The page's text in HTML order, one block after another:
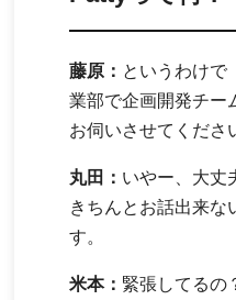
藤原： というわけで
業部で企画開発チー
お伺いさせてくださ
丸田： いやー、大丈
きちんとお話出来な
す。
米本： 緊張してるの